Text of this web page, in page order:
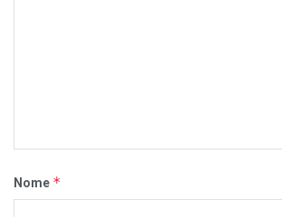
Nome *